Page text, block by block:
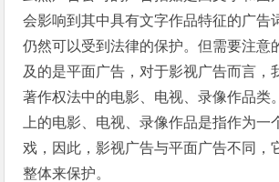
会影响到其中具有文字作品特征的广告
仍然可以受到法律的保护。但需要注意
及的是平面广告，对于影视广告而言，
著作权法中的电影、电视、录像作品类
上的电影、电视、录像作品是指作为一
戏，因此，影视广告与平面广告不同，
整体来保护。